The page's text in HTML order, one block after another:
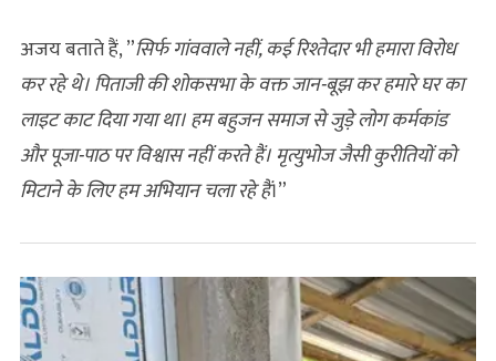
अजय बताते हैं, ”सिर्फ गांववाले नहीं, कई रिश्तेदार भी हमारा विरोध
कर रहे थे। पिताजी की शोकसभा के वक्त जान-बूझ कर हमारे घर का
लाइट काट दिया गया था। हम बहुजन समाज से जुड़े लोग कर्मकांड
और पूजा-पाठ पर विश्वास नहीं करते हैं। मृत्युभोज जैसी कुरीतियों को
मिटाने के लिए हम अभियान चला रहे हैं।”